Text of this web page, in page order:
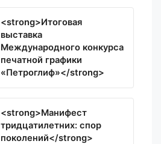
<strong>Итоговая
выставка
Международного конкурса
печатной графики
«Петроглиф»</strong>
<strong>Манифест
тридцатилетних: спор
поколений</strong>